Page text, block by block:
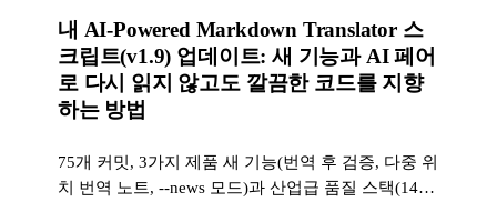
내 AI-Powered Markdown Translator 스
크립트(v1.9) 업데이트: 새 기능과 AI 페어
로 다시 읽지 않고도 깔끔한 코드를 지향
하는 방법
75개 커밋, 3가지 제품 새 기능(번역 후 검증, 다중 위
치 번역 노트, --news 모드)과 산업급 품질 스택(14개